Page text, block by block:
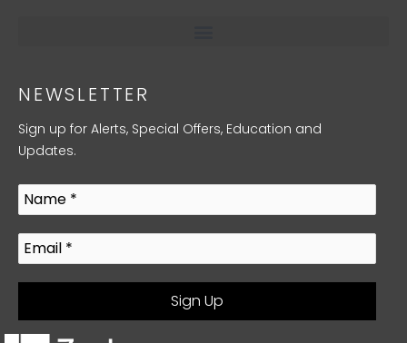
NEWSLETTER
Sign up for Alerts, Special Offers, Education and
Updates.